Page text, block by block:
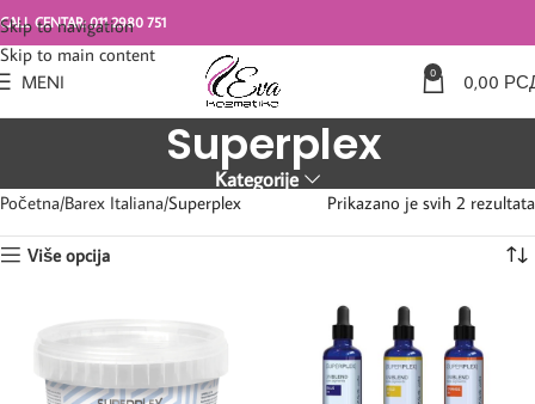
Skip to navigation
Skip to main content
CALL CENTAR: 011 2980 751
MENI 0 0,00
Superplex
Kategorije
Početna Barex Italiana Superplex Prikazano je svih 2 rezultata
Više opcija